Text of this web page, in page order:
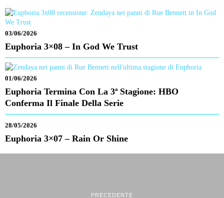
03/06/2026
Euphoria 3×08 – In God We Trust
01/06/2026
Euphoria Termina Con La 3ª Stagione: HBO
Conferma Il Finale Della Serie
28/05/2026
Euphoria 3×07 – Rain Or Shine
PRECEDENTE